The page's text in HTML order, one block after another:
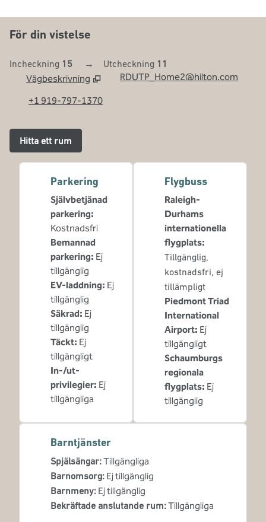
För din vistelse
Incheckning 15 → Utcheckning 11
Vägbeskrivning
Öppnar ny flik
RDUTP_Home2@hilton.com
+1 919-797-1370
Hitta ett rum
Parkering
Självbetjänad
parkering:
Kostnadsfri
Bemannad
parkering: Ej
tillgänglig
EV-laddning: Ej
tillgänglig
Säkrad: Ej
tillgänglig
Täckt: Ej
tillgängligt
In-/ut-
privilegier: Ej
tillgängliga
Flygbuss
Raleigh-
Durhams
internationella
flygplats:
Tillgänglig,
kostnadsfri, ej
tillämpligt
Piedmont Triad
International
Airport: Ej
tillgängligt
Schaumburgs
regionala
flygplats: Ej
tillgänglig
Barntjänster
Spjälsängar:Tillgängliga
Barnomsorg: Ej tillgänglig
Barnmeny: Ej tillgänglig
Bekräftade anslutande rum:Tillgängliga